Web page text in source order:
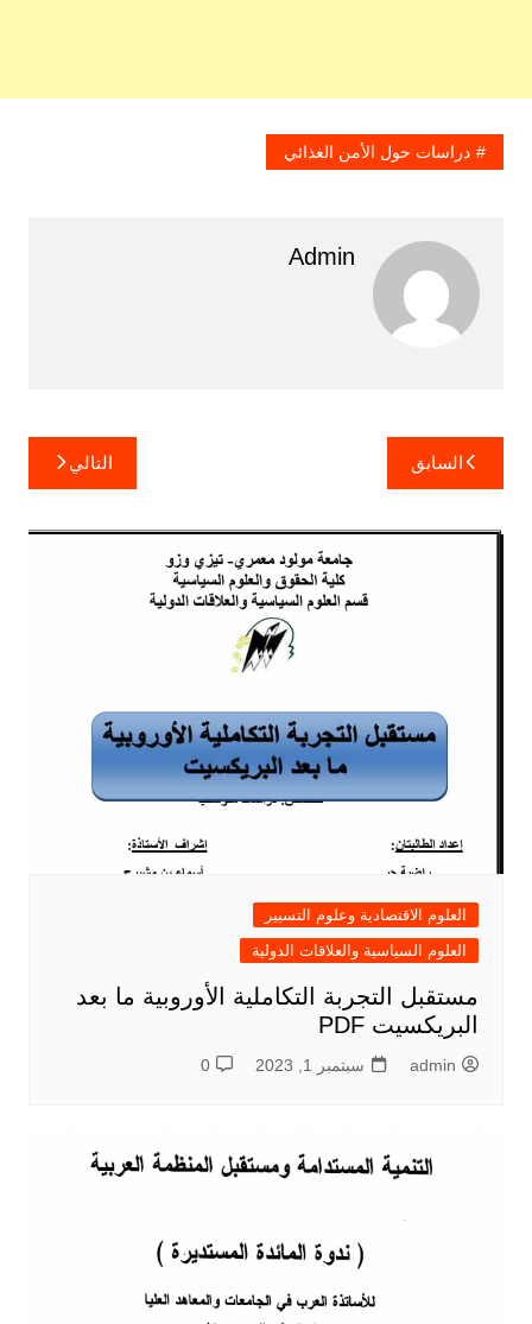
دراسات حول الأمن الغذائي
Admin
تصفّح
المقالات
السابق التالي
العلوم الاقتصادية وعلوم التسيير
العلوم السياسية والعلاقات الدولية
مستقبل التجربة التكاملية الأوروبية ما بعد
البريكسيت PDF
admin سبتمبر 1, 2023 0